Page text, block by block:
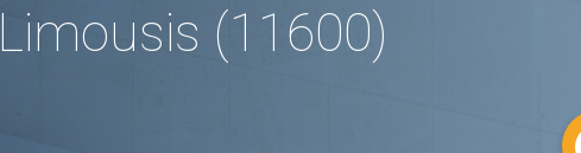
Limousis (11600)